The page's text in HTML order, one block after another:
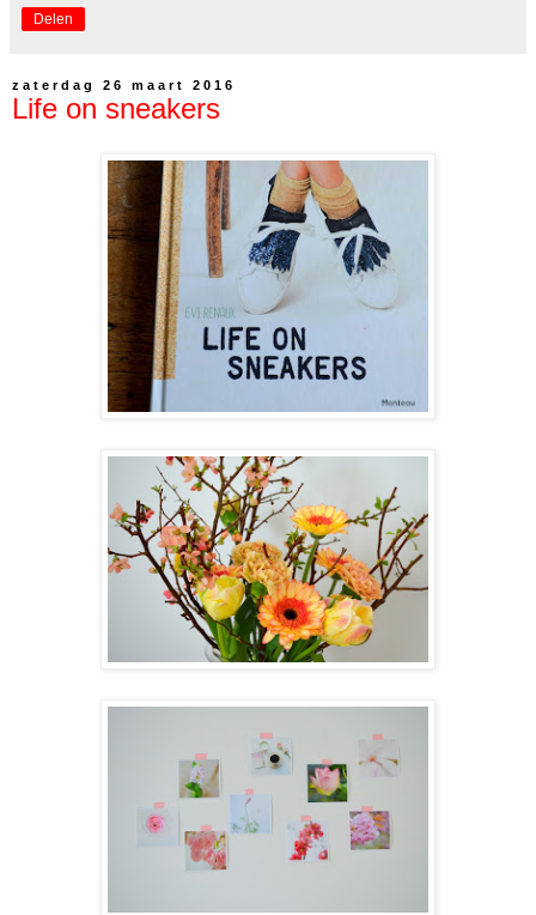
Delen
zaterdag 26 maart 2016
Life on sneakers